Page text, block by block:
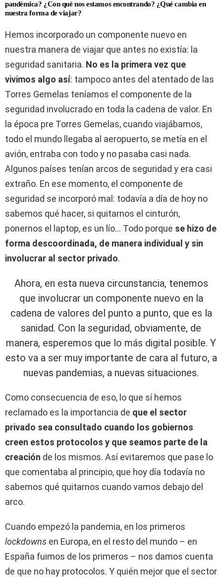
pandémica? ¿Con qué nos estamos encontrando? ¿Qué cambia en
nuestra forma de viajar?
Hemos incorporado un componente nuevo en
nuestra manera de viajar que antes no existía: la
seguridad sanitaria. No es la primera vez que
vivimos algo así: tampoco antes del atentado de las
Torres Gemelas teníamos el componente de la
seguridad involucrado en toda la cadena de valor. En
la época pre Torres Gemelas, cuando viajábamos,
todo el mundo llegaba al aeropuerto, se metía en el
avión, entraba con todo y no pasaba casi nada.
Algunos países tenían arcos de seguridad y era casi
extraño. En ese momento, el componente de
seguridad se incorporó mal: todavía a día de hoy no
sabemos qué hacer, si quitarnos el cinturón,
ponernos el laptop, es un lío… Todo porque se hizo de
forma descoordinada, de manera individual y sin
involucrar al sector privado.
Ahora, en esta nueva circunstancia, tenemos
que involucrar un componente nuevo en la
cadena de valores del punto a punto, que es la
sanidad. Con la seguridad, obviamente, de
manera, esperemos que lo más digital posible. Y
esto va a ser muy importante de cara al futuro, a
nuevas pandemias, a nuevas situaciones.
Como consecuencia de eso, lo que sí hemos
reclamado es la importancia de que el sector
privado sea consultado cuando los gobiernos
creen estos protocolos y que seamos parte de la
creación de los mismos. Así evitaremos que pase lo
que comentaba al principio, que hoy día todavía no
sabemos qué quitarnos cuando vamos debajo del
arco.
Cuando empezó la pandemia, en los primeros
lockdowns en Europa, en el resto del mundo – en
España fuimos de los primeros – nos damos cuenta
de que no hay protocolos. Y quién mejor que el sector